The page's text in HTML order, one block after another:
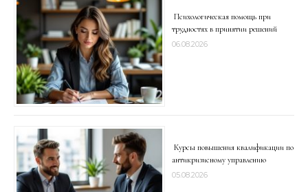
Психологическая помощь при
трудностях в принятии решений
06.08.2026
Курсы повышения квалификации по
антикризисному управлению
05.08.2026